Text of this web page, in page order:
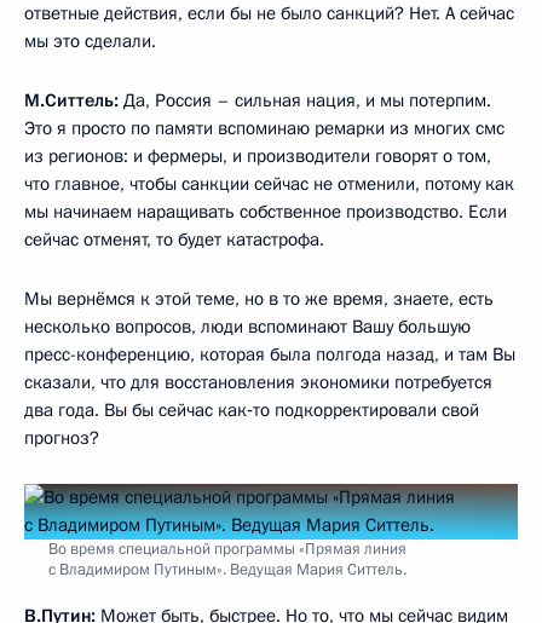
ответные действия, если бы не было санкций? Нет. А сейчас
мы это сделали.
М.Ситтель: Да, Россия – сильная нация, и мы потерпим.
Это я просто по памяти вспоминаю ремарки из многих смс
из регионов: и фермеры, и производители говорят о том,
что главное, чтобы санкции сейчас не отменили, потому как
мы начинаем наращивать собственное производство. Если
сейчас отменят, то будет катастрофа.
Мы вернёмся к этой теме, но в то же время, знаете, есть
несколько вопросов, люди вспоминают Вашу большую
пресс-конференцию, которая была полгода назад, и там Вы
сказали, что для восстановления экономики потребуется
два года. Вы бы сейчас как‑то подкорректировали свой
прогноз?
Во время специальной программы «Прямая линия
с Владимиром Путиным». Ведущая Мария Ситтель.
В.Путин: Может быть, быстрее. Но то, что мы сейчас видим